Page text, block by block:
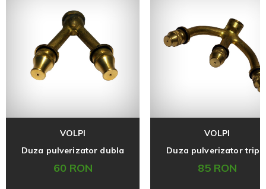
VOLPI
Duza pulverizator dubla
60 RON
VOLPI
Duza pulverizator
85 RON